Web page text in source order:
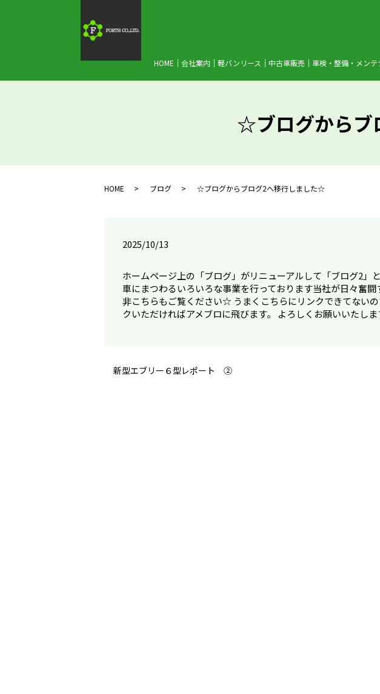
HOME 会社案内 軽バンリース 中古車販売 車検・整備・メンテ
☆ブログからブ
HOME ブログ ☆ブログからブログ2へ移行しました☆
2025/10/13
ホームページ上の「ブログ」がリニューアルして「ブログ2」
車にまつわるいろいろな事業を行っております当社が日々奮
非こちらもご覧ください☆ うまくこちらにリンクできてない
クいただければアメブロに飛びます。 よろしくお願いいたし
新型エブリー６型レポート ②